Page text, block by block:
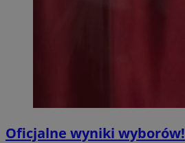
Oficjalne wyniki wyborów!